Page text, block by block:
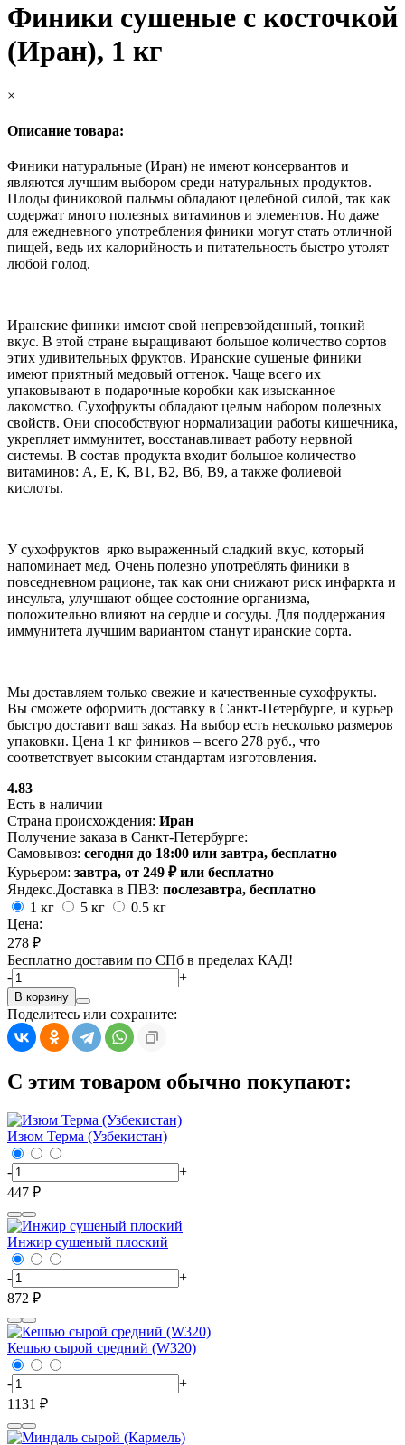
Финики сушеные с косточкой
(Иран), 1 кг
×
Описание товара:
Финики натуральные (Иран) не имеют консервантов и
являются лучшим выбором среди натуральных продуктов.
Плоды финиковой пальмы обладают целебной силой, так как
содержат много полезных витаминов и элементов. Но даже
для ежедневного употребления финики могут стать отличной
пищей, ведь их калорийность и питательность быстро утолят
любой голод.
Иранские финики имеют свой непревзойденный, тонкий
вкус. В этой стране выращивают большое количество сортов
этих удивительных фруктов. Иранские сушеные финики
имеют приятный медовый оттенок. Чаще всего их
упаковывают в подарочные коробки как изысканное
лакомство. Сухофрукты обладают целым набором полезных
свойств. Они способствуют нормализации работы кишечника,
укрепляет иммунитет, восстанавливает работу нервной
системы. В состав продукта входит большое количество
витаминов: А, Е, К, В1, В2, В6, В9, а также фолиевой
кислоты.
У сухофруктов ярко выраженный сладкий вкус, который
напоминает мед. Очень полезно употреблять финики в
повседневном рационе, так как они снижают риск инфаркта и
инсульта, улучшают общее состояние организма,
положительно влияют на сердце и сосуды. Для поддержания
иммунитета лучшим вариантом станут иранские сорта.
Мы доставляем только свежие и качественные сухофрукты.
Вы сможете оформить доставку в Санкт-Петербурге, и курьер
быстро доставит ваш заказ. На выбор есть несколько размеров
упаковки. Цена 1 кг фиников – всего 278 руб., что
соответствует высоким стандартам изготовления.
4.83
Есть в наличии
Страна происхождения: Иран
Получение заказа в Санкт-Петербурге:
Самовывоз: сегодня до 18:00 или завтра, бесплатно
Курьером: завтра, от 249 ₽ или бесплатно
Яндекс.Доставка в ПВЗ: послезавтра, бесплатно
1 кг
5 кг
0.5 кг
Цена:
278 ₽
Бесплатно доставим по СПб в пределах КАД!
-
+
В корзину
Поделитесь или сохраните:
С этим товаром обычно покупают:
Изюм Терма (Узбекистан)
-
+
447 ₽
Инжир сушеный плоский
-
+
872 ₽
Кешью сырой средний (W320)
-
+
1131 ₽